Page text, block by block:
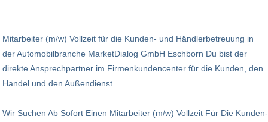
Mitarbeiter (m/w) Vollzeit für die Kunden- und Händlerbetreuung in
der Automobilbranche MarketDialog GmbH Eschborn Du bist der
direkte Ansprechpartner im Firmenkundencenter für die Kunden, den
Handel und den Außendienst.
Wir Suchen Ab Sofort Einen Mitarbeiter (m/w) Vollzeit Für Die Kunden-